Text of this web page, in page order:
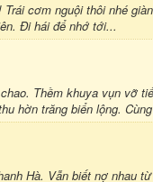
cơm nguội thôi nhé
Đi hái để nhớ tới...
Thềm khuya vụn vỡ
hờn trăng biển lộng.
Hà. Vẫn biết nợ nhau